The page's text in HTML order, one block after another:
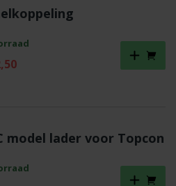
Huidige
model lader voor Topcon